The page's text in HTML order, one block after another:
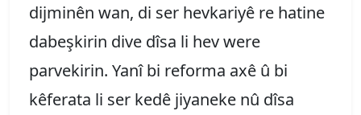
dijminên wan, di ser hevkariyê re hatine
dabeşkirin dive dîsa li hev were
parvekirin. Yanî bi reforma axê û bi
kêferata li ser kedê jiyaneke nû dîsa